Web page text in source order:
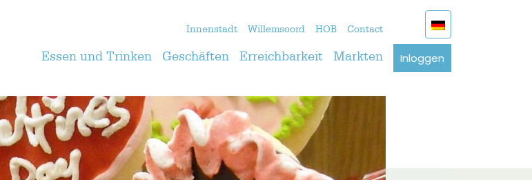
Innenstadt Willemsoord HOB Contact
Essen und Trinken Geschäften Erreichbarkeit Markten Inloggen